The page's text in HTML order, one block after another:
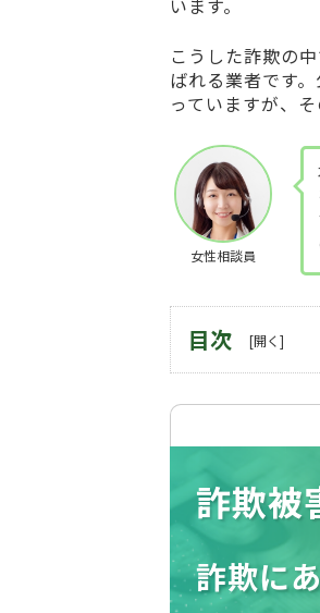
います。
こうした詐欺の
ばれる業者です
っていますが、
女性相談員
目次
詐欺被
詐欺に